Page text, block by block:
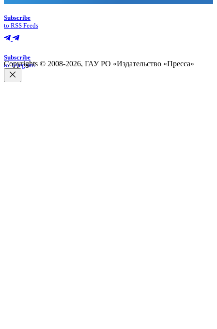
Subscribe
to RSS Feeds
Subscribe
to Telegram
Copyrights © 2008-2026, ГАУ РО «Издательство «Пресса»